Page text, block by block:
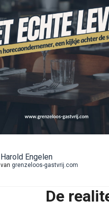
Harold Engelen
van grenzeloos-gastvrij.com
De